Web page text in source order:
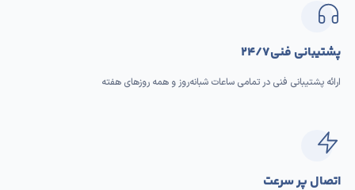
پشتیبانی فنی ۲۴/۷
ارائه پشتیبانی فنی در تمامی ساعات شبانه‌روز و همه روزهای هفته
اتصال پر سرعت